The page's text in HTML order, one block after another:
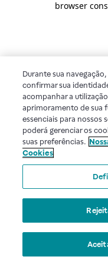
browser
Durante sua
confirmar sua
acompanhar a
aprimoramento de sua
essenciais para nossos
poderá gerenciar os
suas preferências.
Cookies